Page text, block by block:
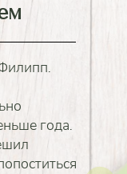
года.